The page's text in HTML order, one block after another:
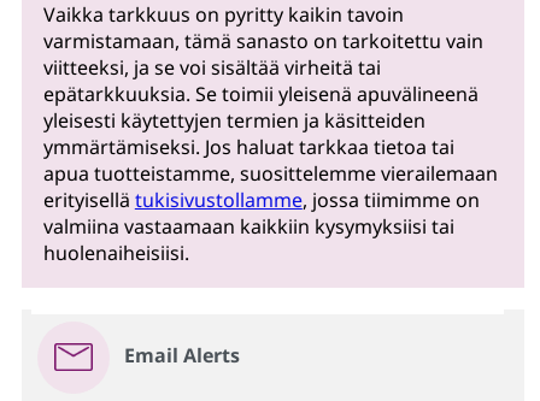
Vaikka tarkkuus on pyritty kaikin tavoin
varmistamaan, tämä sanasto on tarkoitettu vain
viitteeksi, ja se voi sisältää virheitä tai
epätarkkuuksia. Se toimii yleisenä apuvälineenä
yleisesti käytettyjen termien ja käsitteiden
ymmärtämiseksi. Jos haluat tarkkaa tietoa tai
apua tuotteistamme, suosittelemme vierailemaan
erityisellä tukisivustollamme, jossa tiimimme on
valmiina vastaamaan kaikkiin kysymyksiisi tai
huolenaiheisiisi.
Email Alerts